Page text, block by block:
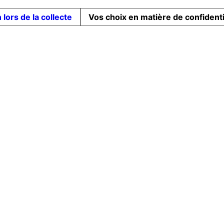
lors de la collecte Vos choix en matière de